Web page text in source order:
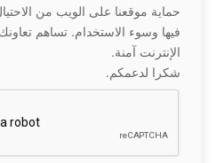
حماية موقعنا على الويب من
فيها وسوء الاستخدام. تساهم
الإنترنت آمنة.
شكرا لدعمكم.